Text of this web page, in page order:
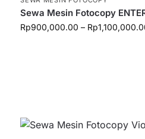
Sewa Mesin Fotocopy
Rp900,000.00 – Rp